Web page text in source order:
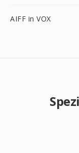
AIFF in VOX